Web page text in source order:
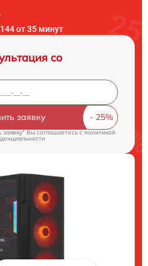
от 35 минут
со
заявку
Вы соглашаетесь cполитикой